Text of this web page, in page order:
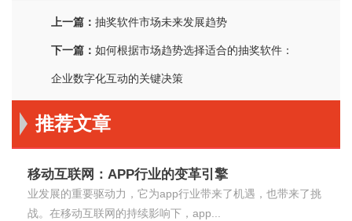
上一篇： 抽奖软件市场未来发展趋势
下一篇： 如何根据市场趋势选择适合的抽奖软件：
企业数字化互动的关键决策
推荐文章
移动互联网：APP行业的变革引擎
业发展的重要驱动力，它为app行业带来了机遇，也带来了挑
战。在移动互联网的持续影响下，app...